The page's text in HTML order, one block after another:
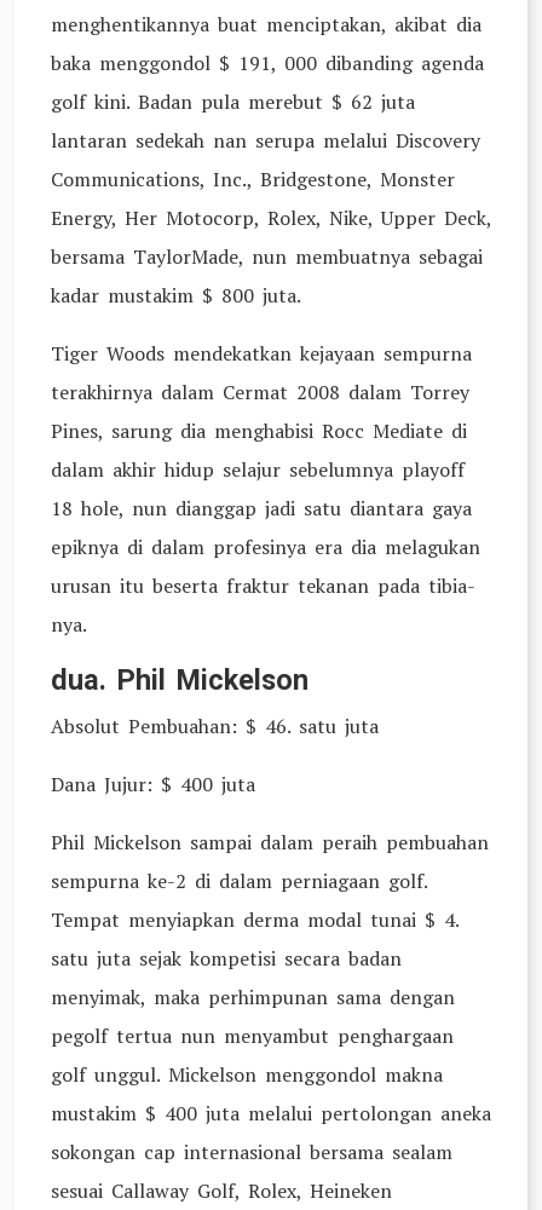
menghentikannya buat menciptakan, akibat dia
baka menggondol $ 191, 000 dibanding agenda
golf kini. Badan pula merebut $ 62 juta
lantaran sedekah nan serupa melalui Discovery
Communications, Inc., Bridgestone, Monster
Energy, Her Motocorp, Rolex, Nike, Upper Deck,
bersama TaylorMade, nun membuatnya sebagai
kadar mustakim $ 800 juta.
Tiger Woods mendekatkan kejayaan sempurna
terakhirnya dalam Cermat 2008 dalam Torrey
Pines, sarung dia menghabisi Rocc Mediate di
dalam akhir hidup selajur sebelumnya playoff
18 hole, nun dianggap jadi satu diantara gaya
epiknya di dalam profesinya era dia melagukan
urusan itu beserta fraktur tekanan pada tibia-
nya.
dua. Phil Mickelson
Absolut Pembuahan: $ 46. satu juta
Dana Jujur: $ 400 juta
Phil Mickelson sampai dalam peraih pembuahan
sempurna ke-2 di dalam perniagaan golf.
Tempat menyiapkan derma modal tunai $ 4.
satu juta sejak kompetisi secara badan
menyimak, maka perhimpunan sama dengan
pegolf tertua nun menyambut penghargaan
golf unggul. Mickelson menggondol makna
mustakim $ 400 juta melalui pertolongan aneka
sokongan cap internasional bersama sealam
sesuai Callaway Golf, Rolex, Heineken